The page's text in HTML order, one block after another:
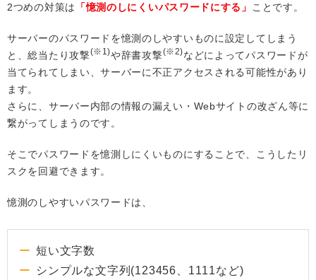
2つめの対策は 「憶測のしにくいパスワードにする」 ことです。
サーバーのパスワードを憶測のしやすいものに設定してしまう
と、総当たり攻撃(※1)や辞書攻撃(※2)などによってパスワードが
当てられてしまい、サーバーに不正アクセスされる可能性があり
ます。
さらに、サーバー内部の情報の漏えい・Webサイトの改ざん等に
繋がってしまうのです。
そこでパスワードを憶測しにくいものにすることで、こうしたリ
スクを回避できます。
憶測のしやすいパスワードは、
短い文字数
シンプルな文字列(123456、1111など)